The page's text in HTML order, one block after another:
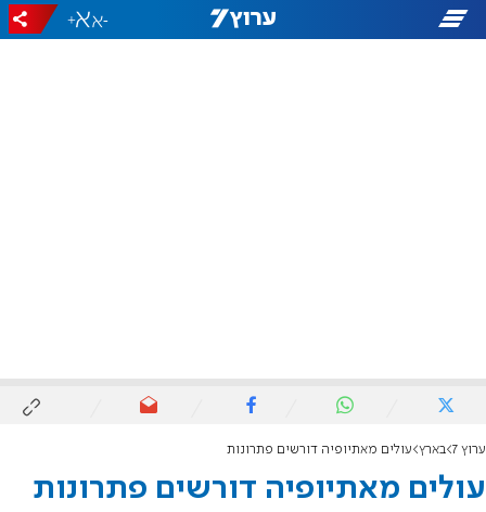
-
+
ערוץ 7 בארץ עולים מאתיופיה דורשים פתרונות
עולים מאתיופיה דורשים פתרונות